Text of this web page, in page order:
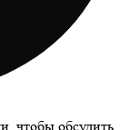
чтобы обсудить